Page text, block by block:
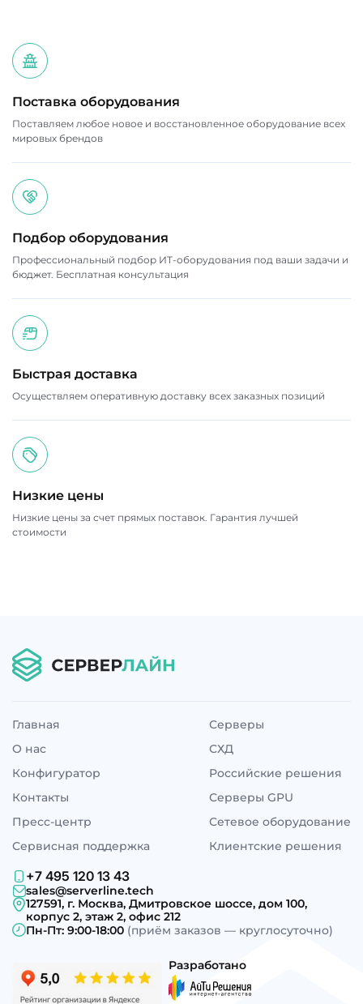
Поставка оборудования
Поставляем любое новое и восстановленное оборудование всех
мировых брендов
Подбор оборудования
Профессиональный подбор ИТ-оборудования под ваши задачи и
бюджет. Бесплатная консультация
Быстрая доставка
Осуществляем оперативную доставку всех заказных позиций
Низкие цены
Низкие цены за счет прямых поставок. Гарантия лучшей
стоимости
Главная
О нас
Конфигуратор
Контакты
Пресс-центр
Сервисная поддержка
Серверы
СХД
Российские решения
Серверы GPU
Сетевое оборудование
Клиентские решения
+7 495 120 13 43
sales@serverline.tech
127591, г. Москва, Дмитровское шоссе, дом 100,
корпус 2, этаж 2, офис 212
Пн-Пт: 9:00-18:00 (приём заказов — круглосуточно)
Разработано